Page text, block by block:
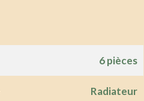
6 pièces
Radiateur